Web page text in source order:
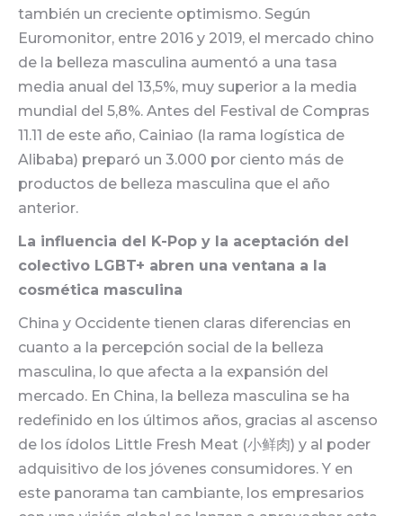
también un creciente optimismo. Según
Euromonitor, entre 2016 y 2019, el mercado chino
de la belleza masculina aumentó a una tasa
media anual del 13,5%, muy superior a la media
mundial del 5,8%. Antes del Festival de Compras
11.11 de este año, Cainiao (la rama logística de
Alibaba) preparó un 3.000 por ciento más de
productos de belleza masculina que el año
anterior.
La influencia del K-Pop y la aceptación del
colectivo LGBT+ abren una ventana a la
cosmética masculina
China y Occidente tienen claras diferencias en
cuanto a la percepción social de la belleza
masculina, lo que afecta a la expansión del
mercado. En China, la belleza masculina se ha
redefinido en los últimos años, gracias al ascenso
de los ídolos Little Fresh Meat (小鲜肉) y al poder
adquisitivo de los jóvenes consumidores. Y en
este panorama tan cambiante, los empresarios